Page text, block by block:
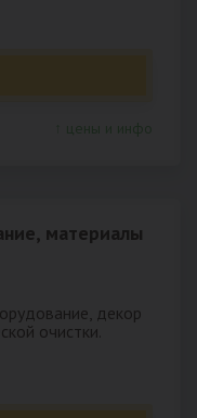
материалы
декор
очистки.